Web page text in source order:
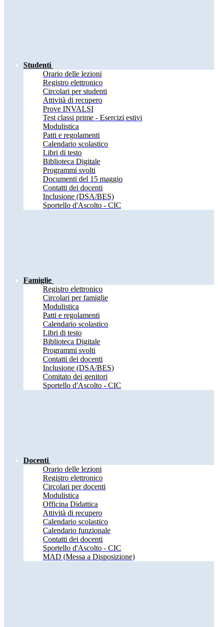
Studenti
Orario delle lezioni
Registro elettronico
Circolari per studenti
Attività di recupero
Prove INVALSI
Test classi prime - Esercizi estivi
Modulistica
Patti e regolamenti
Calendario scolastico
Libri di testo
Biblioteca Digitale
Programmi svolti
Documenti del 15 maggio
Contatti dei docenti
Inclusione (DSA/BES)
Sportello d'Ascolto - CIC
Famiglie
Registro elettronico
Circolari per famiglie
Modulistica
Patti e regolamenti
Calendario scolastico
Libri di testo
Biblioteca Digitale
Programmi svolti
Contatti dei docenti
Inclusione (DSA/BES)
Comitato dei genitori
Sportello d'Ascolto - CIC
Docenti
Orario delle lezioni
Registro elettronico
Circolari per docenti
Modulistica
Officina Didattica
Attività di recupero
Calendario scolastico
Calendario funzionale
Contatti dei docenti
Sportello d'Ascolto - CIC
MAD (Messa a Disposizione)